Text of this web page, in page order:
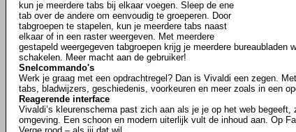
kun je meerdere tabs bij elkaar voegen. Sleep de ene
tab over de andere om eenvoudig te groeperen. Door
tabgroepen te stapelen, kun je meerdere tabs naast
elkaar of in een raster weergeven. Met meerdere
gestapeld weergegeven tabgroepen krijg je meerdere bureaubladen
schakelen. Meer macht aan de gebruiker!
Snelcommando's
Werk je graag met een opdrachtregel? Dan is Vivaldi een zegen.
tabs, bladwijzers, geschiedenis, voorkeuren en meer zoals in een
Reagerende interface
Vivaldi’s kleurenschema past zich aan als je je op het web
omgeving. Een schoon en modern uiterlijk vult de inhoud aan. Op